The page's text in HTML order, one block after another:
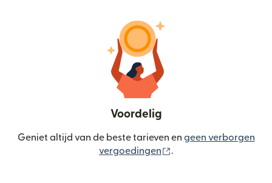
Voordelig
Geniet altijd van de beste tarieven en geen verborgen
vergoedingen
.